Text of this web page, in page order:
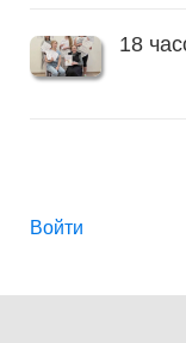
18
Войти